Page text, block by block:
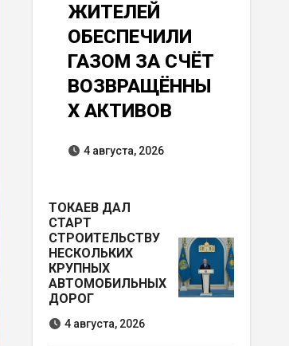
ЖИТЕЛЕЙ
ОБЕСПЕЧИЛИ
ГАЗОМ ЗА СЧЁТ
ВОЗВРАЩЁННЫ
Х АКТИВОВ
4 августа, 2026
ТОКАЕВ ДАЛ
СТАРТ
СТРОИТЕЛЬСТВУ
НЕСКОЛЬКИХ
КРУПНЫХ
АВТОМОБИЛЬНЫХ
ДОРОГ
4 августа, 2026